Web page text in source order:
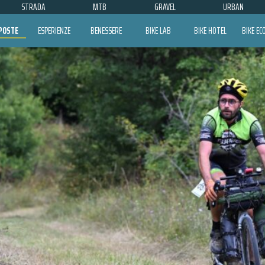
STRADA MTB GRAVEL URBAN
ESPERIENZE BENESSERE BIKE LAB BIKE HOTEL BIKE